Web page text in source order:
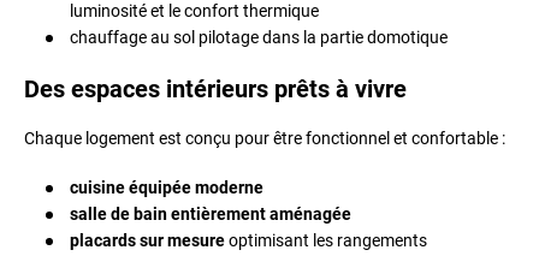
luminosité et le confort thermique
chauffage au sol pilotage dans la partie domotique
Des espaces intérieurs prêts à vivre
Chaque logement est conçu pour être fonctionnel et confortable :
cuisine équipée moderne
salle de bain entièrement aménagée
placards sur mesureoptimisant les rangements